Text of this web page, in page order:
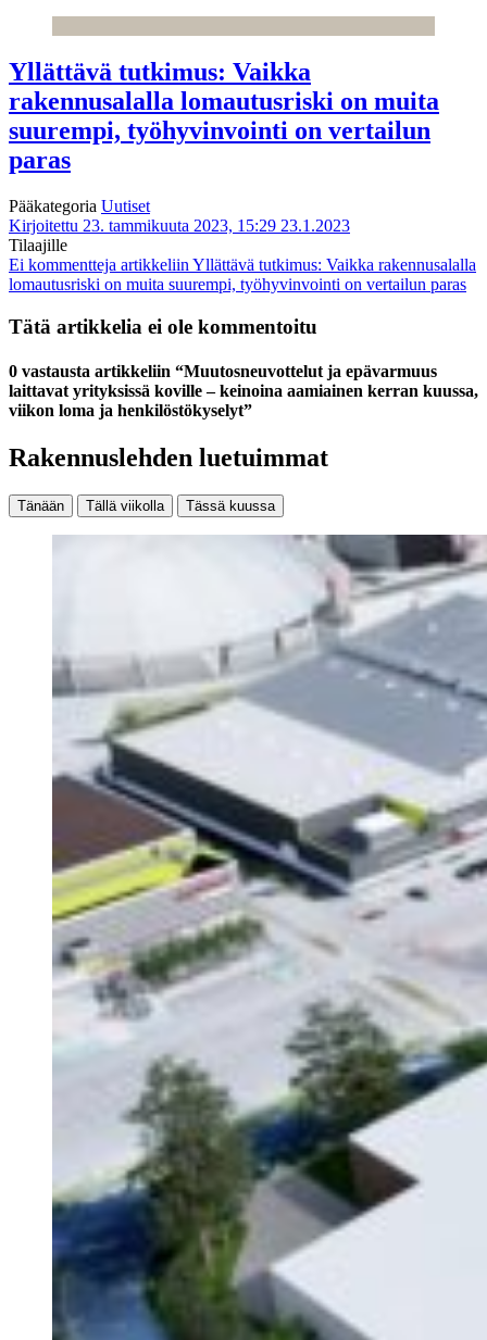
Yllättävä tutkimus: Vaikka
rakennusalalla lomautusriski on muita
suurempi, työhyvinvointi on vertailun
paras
Pääkategoria Uutiset
Kirjoitettu 23. tammikuuta 2023, 15:29 23.1.2023
Tilaajille
Ei kommentteja artikkeliin Yllättävä tutkimus: Vaikka rakennusalalla
lomautusriski on muita suurempi, työhyvinvointi on vertailun paras
Tätä artikkelia ei ole kommentoitu
0 vastausta artikkeliin “Muutosneuvottelut ja epävarmuus
laittavat yrityksissä koville – keinoina aamiainen kerran kuussa,
viikon loma ja henkilöstökyselyt”
Rakennuslehden luetuimmat
Tänään Tällä viikolla Tässä kuussa